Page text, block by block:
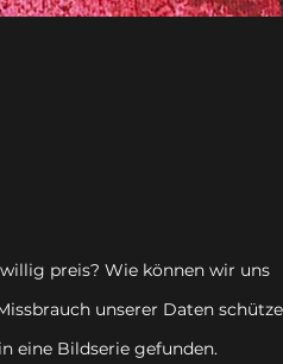
preis? Wie können wir uns
unserer Daten
eine Bildserie gefunden.